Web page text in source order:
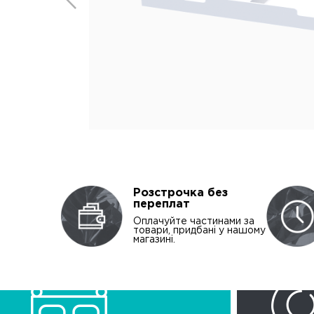
Розстрочка без
переплат
Оплачуйте частинами за
товари, придбані у нашому
магазині.